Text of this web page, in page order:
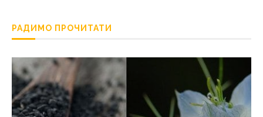
РАДИМО ПРОЧИТАТИ